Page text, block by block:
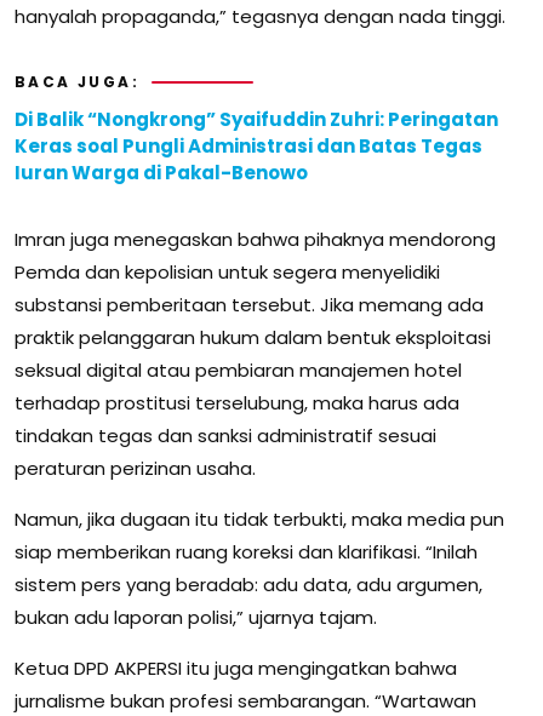
hanyalah propaganda,” tegasnya dengan nada tinggi.
BACA JUGA:
Di Balik “Nongkrong” Syaifuddin Zuhri: Peringatan
Keras soal Pungli Administrasi dan Batas Tegas
Iuran Warga di Pakal-Benowo
Imran juga menegaskan bahwa pihaknya mendorong
Pemda dan kepolisian untuk segera menyelidiki
substansi pemberitaan tersebut. Jika memang ada
praktik pelanggaran hukum dalam bentuk eksploitasi
seksual digital atau pembiaran manajemen hotel
terhadap prostitusi terselubung, maka harus ada
tindakan tegas dan sanksi administratif sesuai
peraturan perizinan usaha.
Namun, jika dugaan itu tidak terbukti, maka media pun
siap memberikan ruang koreksi dan klarifikasi. “Inilah
sistem pers yang beradab: adu data, adu argumen,
bukan adu laporan polisi,” ujarnya tajam.
Ketua DPD AKPERSI itu juga mengingatkan bahwa
jurnalisme bukan profesi sembarangan. “Wartawan